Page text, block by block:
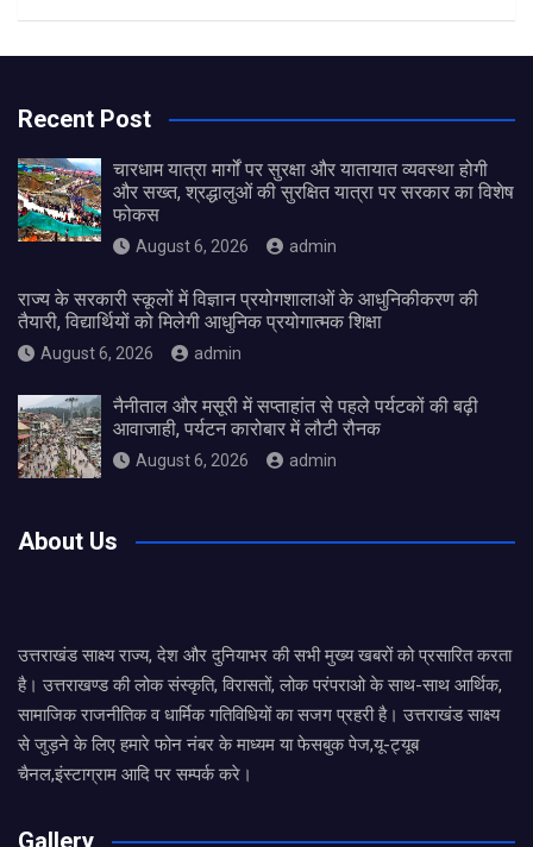
Recent Post
चारधाम यात्रा मार्गों पर सुरक्षा और यातायात व्यवस्था होगी
और सख्त, श्रद्धालुओं की सुरक्षित यात्रा पर सरकार का विशेष
फोकस
August 6, 2026 admin
राज्य के सरकारी स्कूलों में विज्ञान प्रयोगशालाओं के आधुनिकीकरण की
तैयारी, विद्यार्थियों को मिलेगी आधुनिक प्रयोगात्मक शिक्षा
August 6, 2026 admin
नैनीताल और मसूरी में सप्ताहांत से पहले पर्यटकों की बढ़ी
आवाजाही, पर्यटन कारोबार में लौटी रौनक
August 6, 2026 admin
About Us
उत्तराखंड साक्ष्य राज्य, देश और दुनियाभर की सभी मुख्य खबरों को प्रसारित करता
है। उत्तराखण्ड की लोक संस्कृति, विरासतों, लोक परंपराओ के साथ-साथ आर्थिक,
सामाजिक राजनीतिक व धार्मिक गतिविधियों का सजग प्रहरी है। उत्तराखंड साक्ष्य
से जुड़ने के लिए हमारे फोन नंबर के माध्यम या फेसबुक पेज,यू-ट्यूब
चैनल,इंस्टाग्राम आदि पर सम्पर्क करे।
Gallery